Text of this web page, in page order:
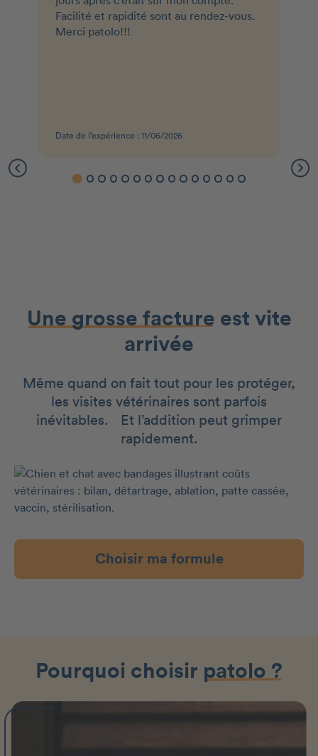
Facilité et rapidité sont au rendez-vous.
Merci patolo!!!
Date de l’expérience : 11/06/2026
Une grosse facture est vite
arrivée
Même quand on fait tout pour les protéger,
les visites vétérinaires sont parfois
inévitables. Et l’addition peut grimper
rapidement.
Choisir ma formule
Pourquoi choisir patolo ?